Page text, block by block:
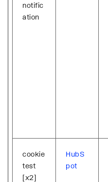
notific
ation
cookie
test
[x2]
HubS
pot